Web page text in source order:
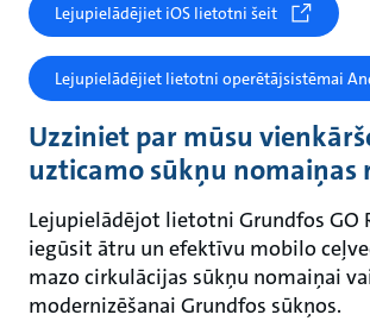
Lejupielādējiet iOS lietotni šeit
Lejupielādējiet lietotni operētājsistēmai
Uzziniet par mūsu
uzticamo sūkņu nomaiņas
Lejupielādējot lietotni Grundfos GO
iegūsit ātru un efektīvu mobilo
mazo cirkulācijas sūkņu nomaiņai
modernizēšanai Grundfos sūkņos.